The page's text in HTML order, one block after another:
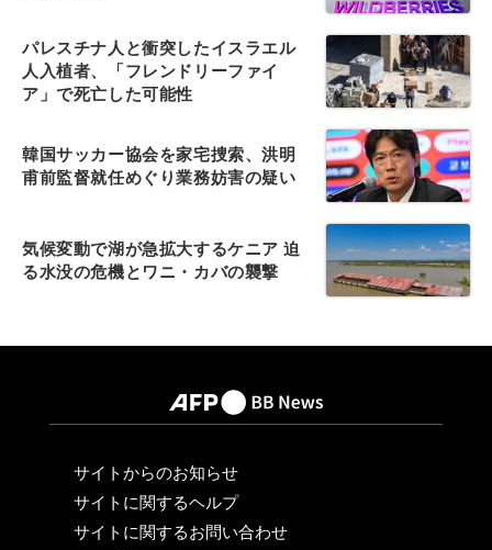
パレスチナ人と衝突したイスラエル
人入植者、「フレンドリーファイ
ア」で死亡した可能性
韓国サッカー協会を家宅捜索、洪明
甫前監督就任めぐり業務妨害の疑い
気候変動で湖が急拡大するケニア 迫
る水没の危機とワニ・カバの襲撃
サイトからのお知らせ
サイトに関するヘルプ
サイトに関するお問い合わせ